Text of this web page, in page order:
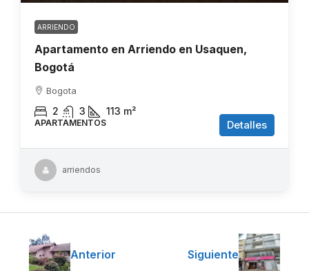
ARRIENDO
Apartamento en Arriendo en Usaquen,
Bogotá
Bogota
2 3 113 m²
APARTAMENTOS Detalles
arriendos
Anterior Siguiente